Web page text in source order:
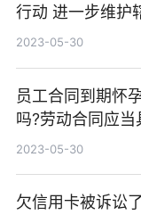
行动 进一步维护
2023-05-30
员工合同到期怀
吗?劳动合同应
些？
2023-05-30
欠信用卡被诉讼